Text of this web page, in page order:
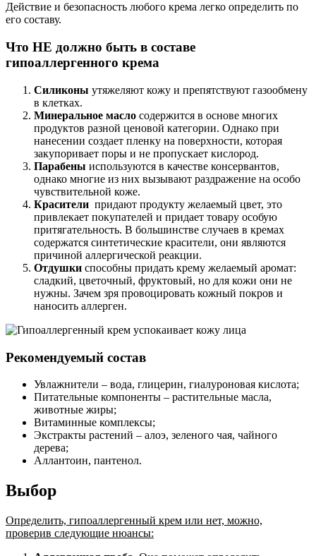
Действие и безопасность любого крема легко определить по
его составу.
Что НЕ должно быть в составе
гипоаллергенного крема
Силиконы утяжеляют кожу и препятствуют газообмену
в клетках.
Минеральное масло содержится в основе многих
продуктов разной ценовой категории. Однако при
нанесении создает пленку на поверхности, которая
закупоривает поры и не пропускает кислород.
Парабены используются в качестве консервантов,
однако многие из них вызывают раздражение на особо
чувствительной коже.
Красители придают продукту желаемый цвет, это
привлекает покупателей и придает товару особую
притягательность. В большинстве случаев в кремах
содержатся синтетические красители, они являются
причиной аллергической реакции.
Отдушки способны придать крему желаемый аромат:
сладкий, цветочный, фруктовый, но для кожи они не
нужны. Зачем зря провоцировать кожный покров и
наносить аллерген.
Рекомендуемый состав
Увлажнители – вода, глицерин, гиалуроновая кислота;
Питательные компоненты – растительные масла,
животные жиры;
Витаминные комплексы;
Экстракты растений – алоэ, зеленого чая, чайного
дерева;
Аллантоин, пантенол.
Выбор
Определить, гипоаллергенный крем или нет, можно,
проверив следующие нюансы: